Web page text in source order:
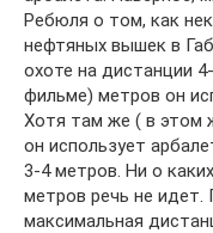
Ребюля о том, как
нефтяных вышек в
охоте на дистанции
фильме) метров он
Хотя там же ( в этом
он использует
3-4 метров. Ни о
метров речь не идет.
максимальная